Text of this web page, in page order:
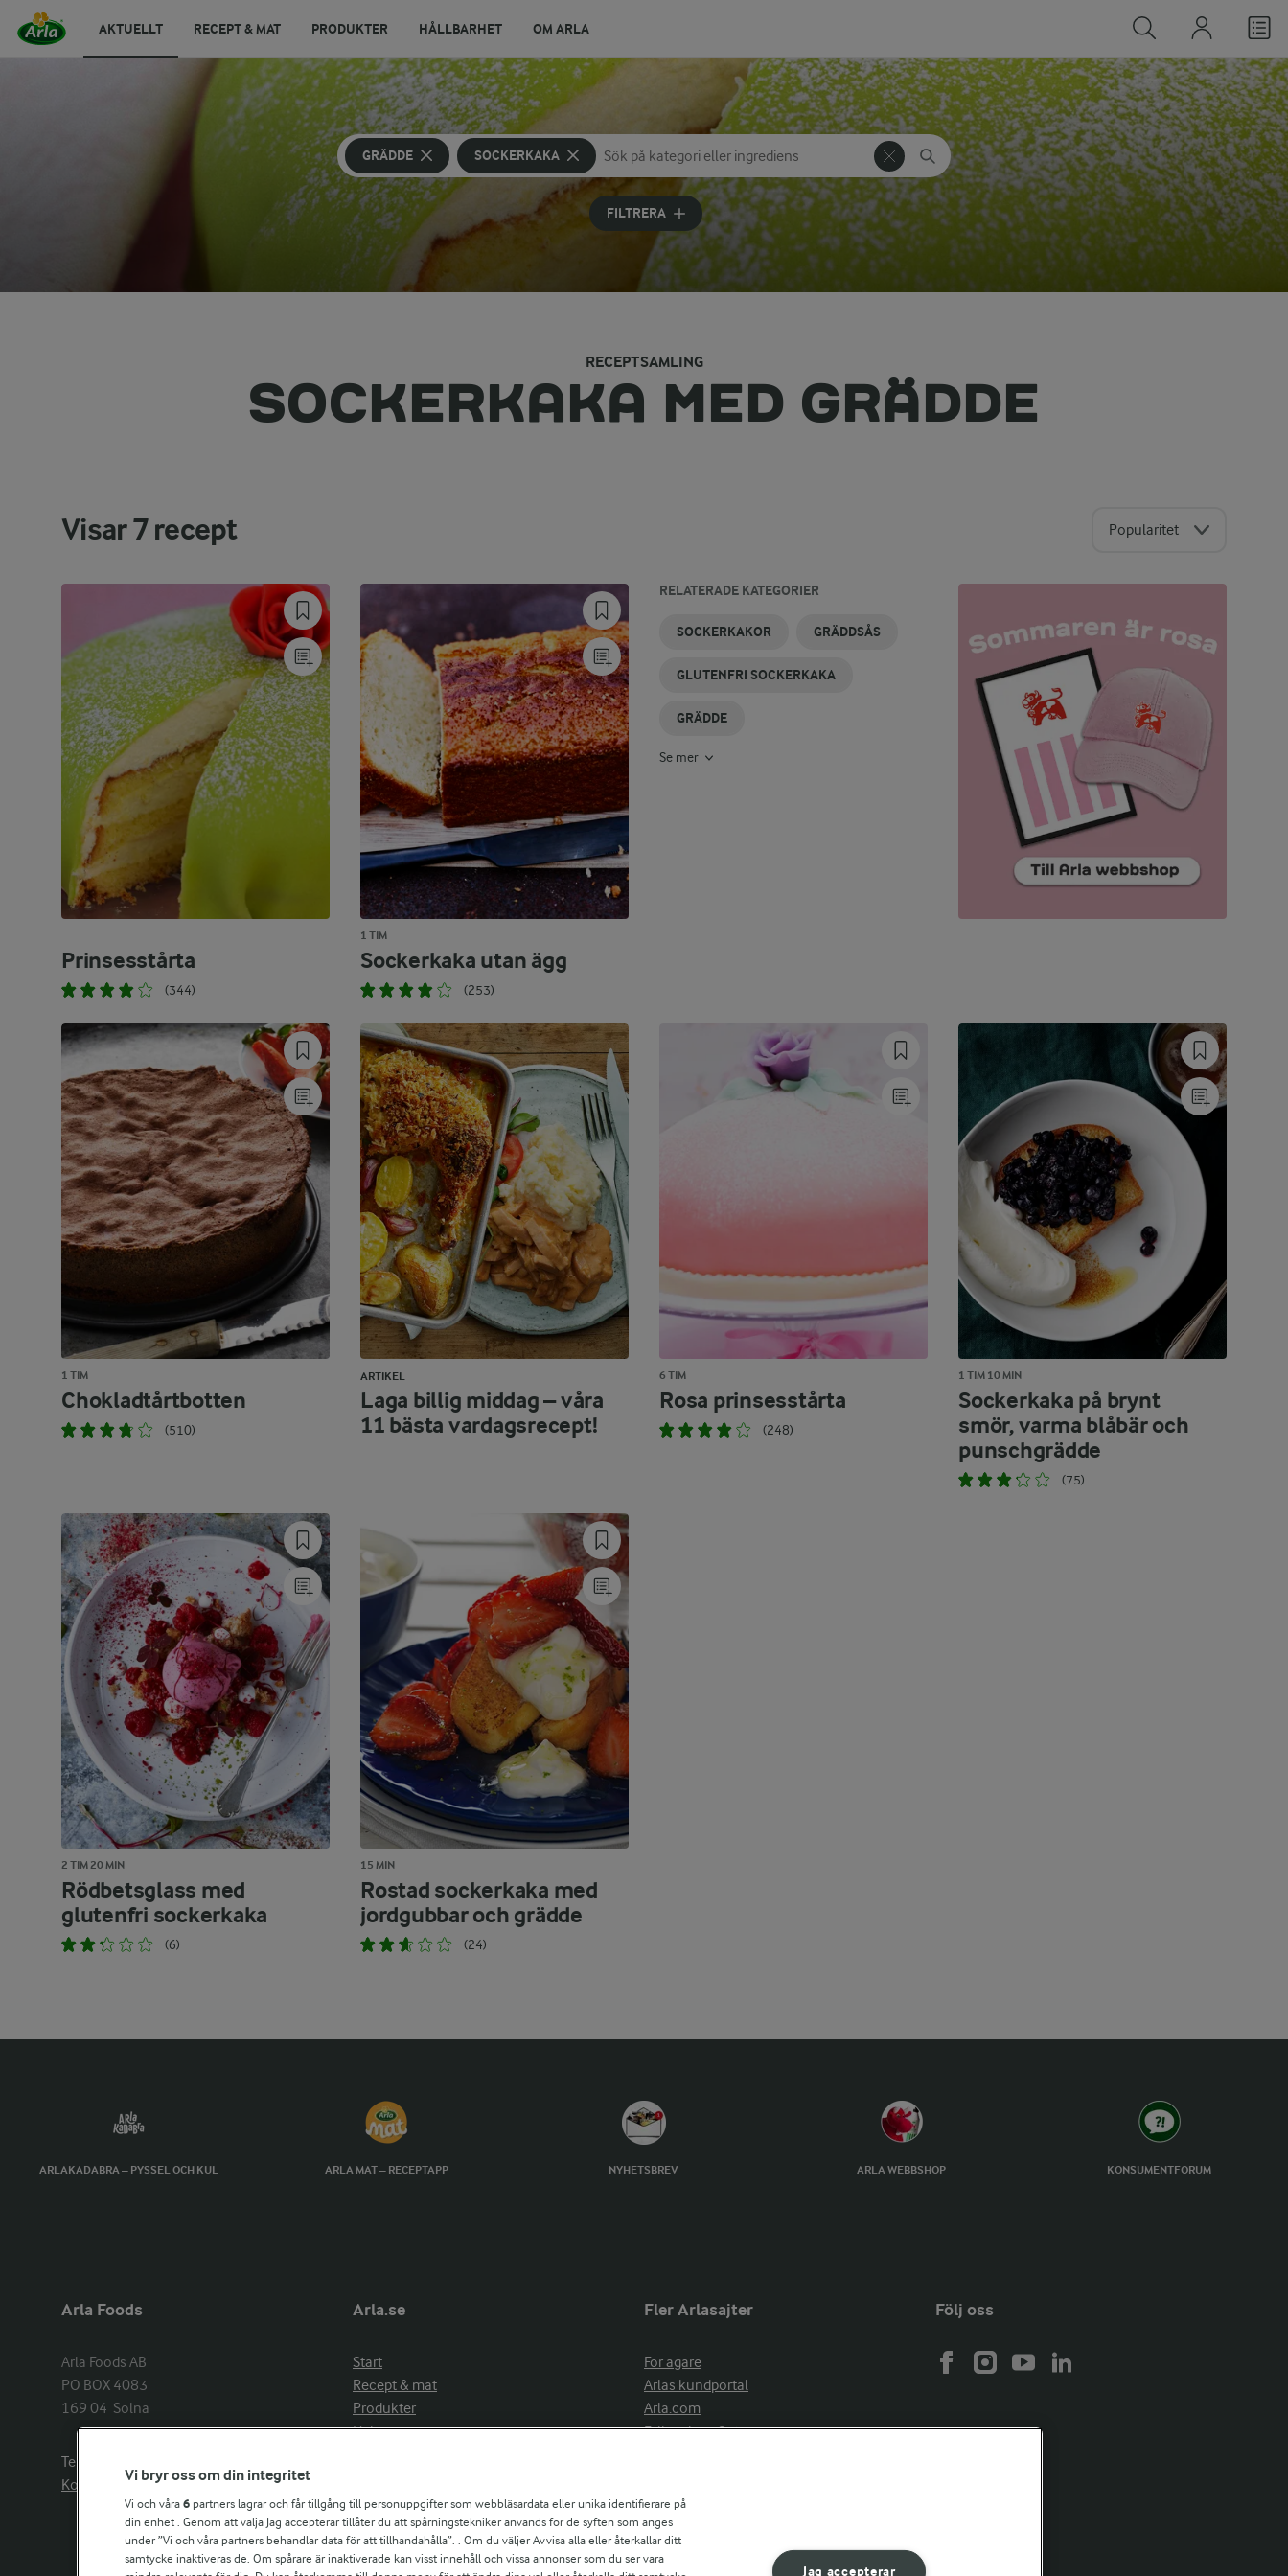
AKTUELLT RECEPT & MAT PRODUKTER HÅLLBARHET OM ARLA
GRÄDDE SOCKERKAKA
Sök på kategori eller ingrediens
Skriv in sökord för att få förslag
FILTRERA
RECEPTSAMLING
SOCKERKAKA MED GRÄDDE
Visar7recept Popularitet
Prinsesstårta
(344)
1 TIM
Sockerkaka utan ägg
(253)
RELATERADE KATEGORIER
SOCKERKAKOR GRÄDDSÅS
GLUTENFRI SOCKERKAKA
GRÄDDE
ENKLA
SOCKERKAKOR
SAFTIGA
SOCKERKAKOR
KAFFEGRÄDDE
CARBONARA
MED
GRÄDDE
KOKOSGRÄDDE
KÖTTFÄRS
MED
GRÄDDE
Se mer
1 TIM
Chokladtårtbotten
(510)
ARTIKEL
Laga billig middag – våra
11 bästa vardagsrecept!
6 TIM
Rosa prinsesstårta
(248)
1 TIM 10 MIN
Sockerkaka på brynt
smör, varma blåbär och
punschgrädde
(75)
2 TIM 20 MIN
Rödbetsglass med
glutenfri sockerkaka
(6)
15 MIN
Rostad sockerkaka med
jordgubbar och grädde
(24)
ARLAKADABRA – PYSSEL OCH KUL ARLA MAT – RECEPTAPP NYHETSBREV ARLA WEBBSHOP KONSUMENTFORUM
Arla Foods
Arla Foods AB
PO BOX 4083
169 04  Solna
Telefon:
Kontakta oss
Arla.se
Start
Recept & mat
Produkter
Hälsa
Aktuellt
Om Arla
Nyheter & press
Jobb & karriär
Fler Arlasajter
För ägare
Arlas kundportal
Arla.com
Falbygdens Ost
Följ oss
Vi bryr oss om din integritet
Vi och våra 6 partners lagrar och får tillgång till personuppgifter som webbläsardata eller unika identifierare på
din enhet . Genom att välja Jag accepterar tillåter du att spårningstekniker används för de syften som anges
under ”Vi och våra partners behandlar data för att tillhandahålla”. . Om du väljer Avvisa alla eller återkallar ditt
samtycke inaktiveras de. Om spårare är inaktiverade kan visst innehåll och vissa annonser som du ser vara
Jag accepterar